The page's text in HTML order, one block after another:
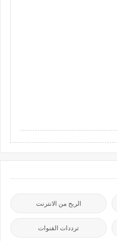
الربح من الانترنت
ترددات القنوات